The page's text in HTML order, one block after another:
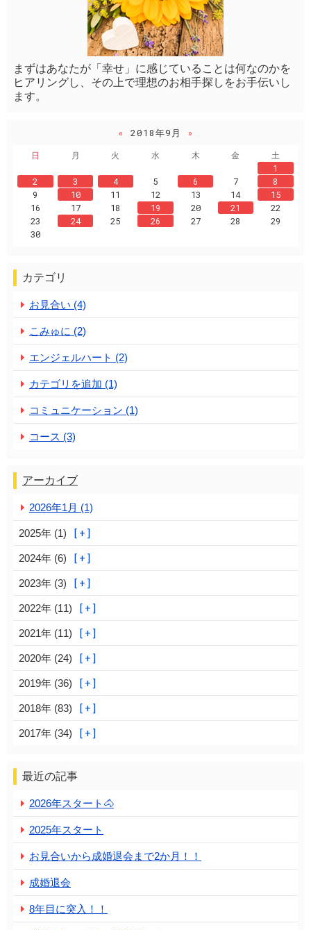
まずはあなたが「幸せ」に感じていることは何なのかを
ヒアリングし、その上で理想のお相手探しをお手伝いし
ます。
« 2018年9月
»
日
月 火 水 木 金
土
1
2
3 4 5 6 7
8
9
10 11 12 13 14
15
16
17 18 19 20 21
22
23
24 25 26 27 28
29
30
カテゴリ
お見合い (4)
こみゅに (2)
エンジェルハート (2)
カテゴリを追加 (1)
コミュニケーション (1)
コース (3)
アーカイブ
2026年1月 (1)
2025年 (1)
2024年 (6)
2023年 (3)
2022年 (11)
2021年 (11)
2020年 (24)
2019年 (36)
2018年 (83)
2017年 (34)
最近の記事
2026年スタート🐴
2025年スタート
お見合いから成婚退会まで2か月！！
成婚退会
8年目に突入！！